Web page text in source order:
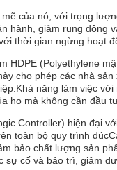
của nó, với trọng
hành, giảm rung động
thời gian ngừng hoạt
(Polyethylene
cho phép các nhà
năng làm việc
họ mà không cần đầu
Controller) hiện đại
toàn bộ quy trình
bảo chất lượng sản
cố và bảo trì, giảm